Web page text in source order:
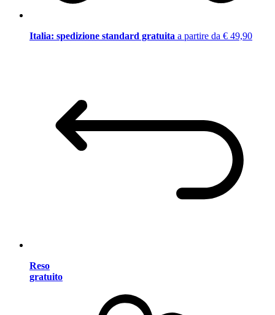
Italia: spedizione standard gratuita a partire da € 49,90
Reso
gratuito